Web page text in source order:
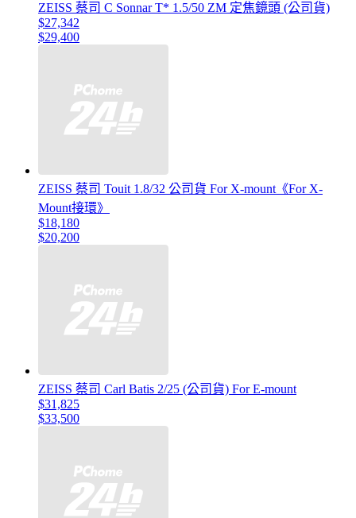
ZEISS 蔡司 C Sonnar T* 1.5/50 ZM 定焦鏡頭 (公司貨)
$27,342
$29,400
ZEISS 蔡司 Touit 1.8/32 公司貨 For X-mount《For X-
Mount接環》
$18,180
$20,200
ZEISS 蔡司 Carl Batis 2/25 (公司貨) For E-mount
$31,825
$33,500